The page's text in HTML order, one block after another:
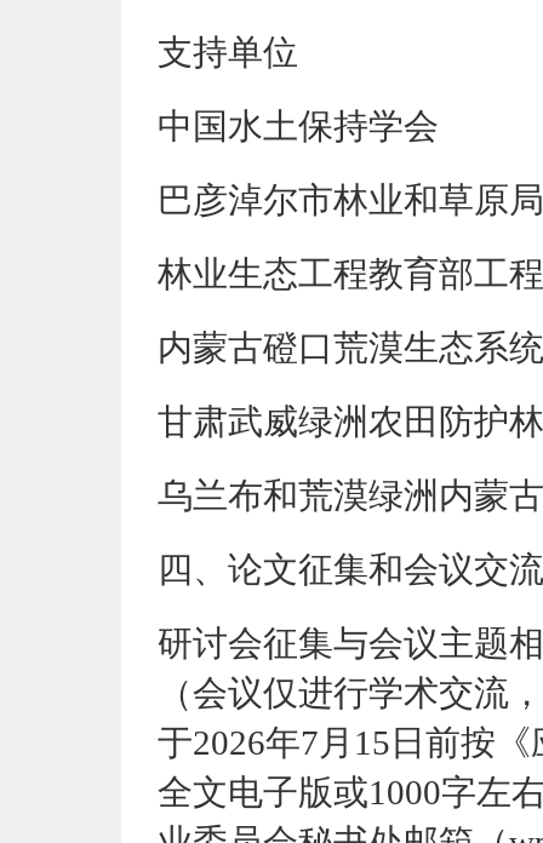
支持单位
中国水土保持学会
巴彦淖尔市林业和草原局
林业生态工程教育部工
内蒙古磴口荒漠生态系
甘肃武威绿洲农田防护
乌兰布和荒漠绿洲内蒙
四 、论文征集和会议交流
研讨会征集与会议主题
（会议仅进行学术交流
于2026年7月 15 日前按《
全文电子版或1000字左